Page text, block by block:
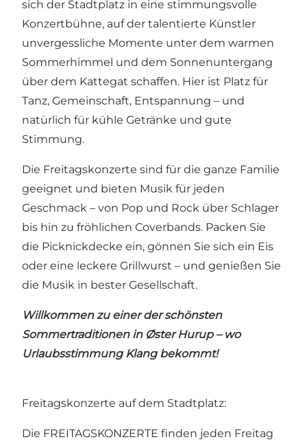
sich der Stadtplatz in eine stimmungsvolle
Konzertbühne, auf der talentierte Künstler
unvergessliche Momente unter dem warmen
Sommerhimmel und dem Sonnenuntergang
über dem Kattegat schaffen. Hier ist Platz für
Tanz, Gemeinschaft, Entspannung – und
natürlich für kühle Getränke und gute
Stimmung.
Die Freitagskonzerte sind für die ganze Familie
geeignet und bieten Musik für jeden
Geschmack – von Pop und Rock über Schlager
bis hin zu fröhlichen Coverbands. Packen Sie
die Picknickdecke ein, gönnen Sie sich ein Eis
oder eine leckere Grillwurst – und genießen Sie
die Musik in bester Gesellschaft.
Willkommen zu einer der schönsten
Sommertraditionen in Øster Hurup – wo
Urlaubsstimmung Klang bekommt!
Freitagskonzerte auf dem Stadtplatz:
Die FREITAGSKONZERTE finden jeden Freitag